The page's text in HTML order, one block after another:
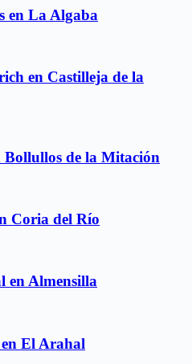
en La Algaba
en Castilleja de la
Bollullos de la Mitación
Coria del Río
en Almensilla
El Arahal